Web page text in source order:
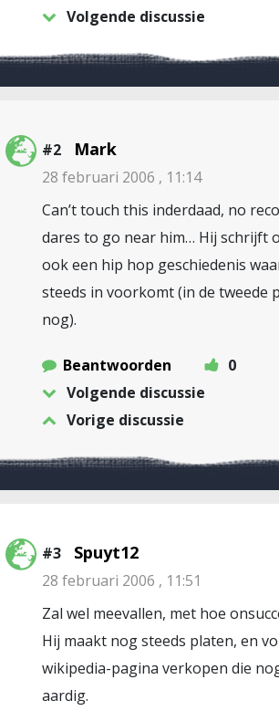
Volgende discussie
#2 Mark
28 februari 2006 , 11:14
Can’t touch this inderdaad, no
dares to go near him… Hij schrijft
ook een hip hop geschiedenis
steeds in voorkomt (in de tweede
nog).
Beantwoorden
0
Volgende discussie
Vorige discussie
#3 Spuyt12
28 februari 2006 , 11:51
Zal wel meevallen, met hoe
Hij maakt nog steeds platen, en
wikipedia-pagina verkopen die
aardig.